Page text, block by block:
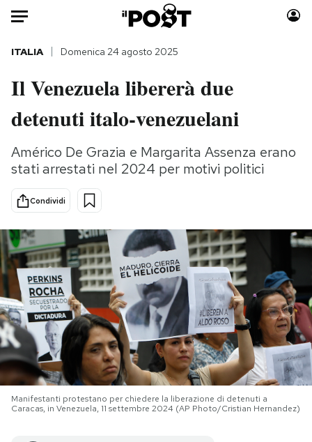
Auto
HOME
Italia
Politica
Tecnologia
Internet
Cultura
Economia
Sport
Moda
Consumismi
Storie/Idee
Europa
Altrecose
Mondiali calcio 2026
PODCAST
NEWSLETTER
ITALIA Domenica 24 agosto 2025
Il Venezuela libererà due
detenuti italo-venezuelani
Américo De Grazia e Margarita Assenza erano
stati arrestati nel 2024 per motivi politici
Condividi
Manifestanti protestano per chiedere la liberazione di detenuti a
Caracas, in Venezuela, 11 settembre 2024 (AP Photo/Cristian Hernandez)